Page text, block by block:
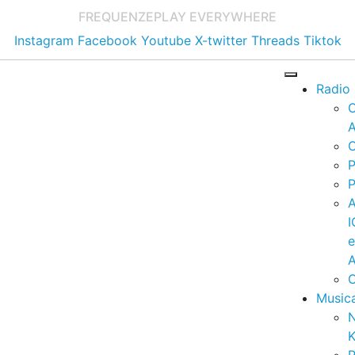
FREQUENZEPLAY EVERYWHERE
Instagram Facebook Youtube X-twitter Threads Tiktok
Radio
e